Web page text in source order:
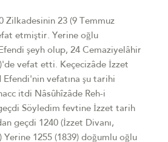
Zilkadesinin 23 (9 Temmuz
etmiştir. Yerine oğlu
şeyh olup, 24 Cemaziyelâhir
vefat etti. Keçecizâde İzzet
vefatına şu tarihi
itdi Nâsûhîzâde Reh-i
Söyledim fevtine İzzet tarih
geçdi 1240 (İzzet Divanı,
Yerine 1255 (1839) doğumlu oğlu